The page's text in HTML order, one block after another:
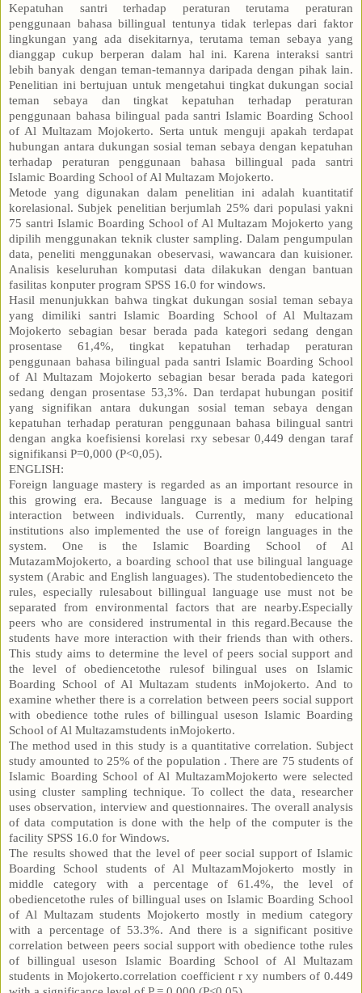
Kepatuhan santri terhadap peraturan terutama peraturan
penggunaan bahasa billingual tentunya tidak terlepas dari faktor
lingkungan yang ada disekitarnya, terutama teman sebaya yang
dianggap cukup berperan dalam hal ini. Karena interaksi santri
lebih banyak dengan teman-temannya daripada dengan pihak lain.
Penelitian ini bertujuan untuk mengetahui tingkat dukungan social
teman sebaya dan tingkat kepatuhan terhadap peraturan
penggunaan bahasa bilingual pada santri Islamic Boarding School
of Al Multazam Mojokerto. Serta untuk menguji apakah terdapat
hubungan antara dukungan sosial teman sebaya dengan kepatuhan
terhadap peraturan penggunaan bahasa billingual pada santri
Islamic Boarding School of Al Multazam Mojokerto.
Metode yang digunakan dalam penelitian ini adalah kuantitatif
korelasional. Subjek penelitian berjumlah 25% dari populasi yakni
75 santri Islamic Boarding School of Al Multazam Mojokerto yang
dipilih menggunakan teknik cluster sampling. Dalam pengumpulan
data, peneliti menggunakan obeservasi, wawancara dan kuisioner.
Analisis keseluruhan komputasi data dilakukan dengan bantuan
fasilitas konputer program SPSS 16.0 for windows.
Hasil menunjukkan bahwa tingkat dukungan sosial teman sebaya
yang dimiliki santri Islamic Boarding School of Al Multazam
Mojokerto sebagian besar berada pada kategori sedang dengan
prosentase 61,4%, tingkat kepatuhan terhadap peraturan
penggunaan bahasa bilingual pada santri Islamic Boarding School
of Al Multazam Mojokerto sebagian besar berada pada kategori
sedang dengan prosentase 53,3%. Dan terdapat hubungan positif
yang signifikan antara dukungan sosial teman sebaya dengan
kepatuhan terhadap peraturan penggunaan bahasa bilingual santri
dengan angka koefisiensi korelasi rxy sebesar 0,449 dengan taraf
signifikansi P=0,000 (P˂0,05).
ENGLISH:
Foreign language mastery is regarded as an important resource in
this growing era. Because language is a medium for helping
interaction between individuals. Currently, many educational
institutions also implemented the use of foreign languages in the
system. One is the Islamic Boarding School of Al
MutazamMojokerto, a boarding school that use bilingual language
system (Arabic and English languages). The studentobedienceto the
rules, especially rulesabout billingual language use must not be
separated from environmental factors that are nearby.Especially
peers who are considered instrumental in this regard.Because the
students have more interaction with their friends than with others.
This study aims to determine the level of peers social support and
the level of obediencetothe rulesof bilingual uses on Islamic
Boarding School of Al Multazam students inMojokerto. And to
examine whether there is a correlation between peers social support
with obedience tothe rules of billingual useson Islamic Boarding
School of Al Multazamstudents inMojokerto.
The method used in this study is a quantitative correlation. Subject
study amounted to 25% of the population . There are 75 students of
Islamic Boarding School of Al MultazamMojokerto were selected
using cluster sampling technique. To collect the data¸ researcher
uses observation, interview and questionnaires. The overall analysis
of data computation is done with the help of the computer is the
facility SPSS 16.0 for Windows.
The results showed that the level of peer social support of Islamic
Boarding School students of Al MultazamMojokerto mostly in
middle category with a percentage of 61.4%, the level of
obediencetothe rules of billingual uses on Islamic Boarding School
of Al Multazam students Mojokerto mostly in medium category
with a percentage of 53.3%. And there is a significant positive
correlation between peers social support with obedience tothe rules
of billingual useson Islamic Boarding School of Al Multazam
students in Mojokerto.correlation coefficient r xy numbers of 0.449